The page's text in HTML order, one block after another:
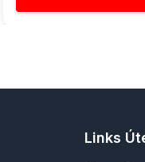
Links